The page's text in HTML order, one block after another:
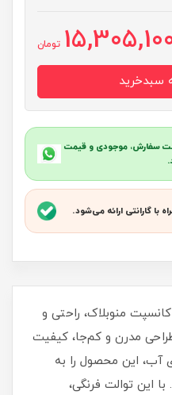
تومان
ثبت سفارش، موجودی و قیمت
با گارانتی ارائه می‌شود.
منوبلاک، راحتی و
طراحی مدرن و کم‌جا، کیفیت
این محصول را به
این توالت فرنگی،